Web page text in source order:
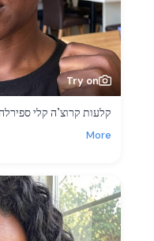
Try on
קלעות קרוצ’ה קלי
More